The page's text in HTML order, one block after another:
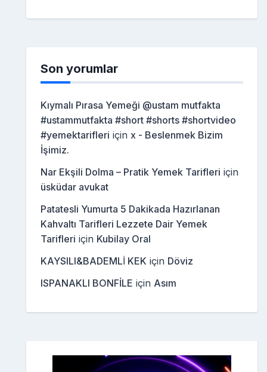
Son yorumlar
Kıymalı Pırasa Yemeği @ustam mutfakta
#ustammutfakta #short #shorts #shortvideo
#yemektarifleri için x - Beslenmek Bizim
İşimiz.
Nar Ekşili Dolma – Pratik Yemek Tarifleri için
üsküdar avukat
Patatesli Yumurta 5 Dakikada Hazırlanan
Kahvaltı Tarifleri Lezzete Dair Yemek
Tarifleri için Kubilay Oral
KAYSILI&BADEMLİ KEK için Döviz
ISPANAKLI BONFİLE için Asım